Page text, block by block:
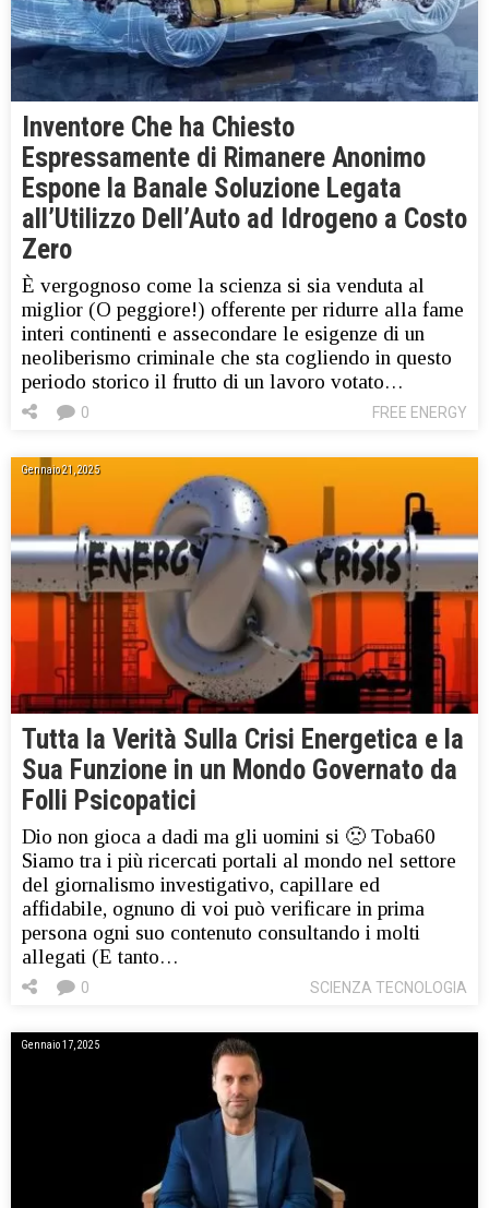
Inventore Che ha Chiesto
Espressamente di Rimanere Anonimo
Espone la Banale Soluzione Legata
all’Utilizzo Dell’Auto ad Idrogeno a Costo
Zero
È vergognoso come la scienza si sia venduta al
miglior (O peggiore!) offerente per ridurre alla fame
interi continenti e assecondare le esigenze di un
neoliberismo criminale che sta cogliendo in questo
periodo storico il frutto di un lavoro votato…
FREE ENERGY
0
Gennaio 21, 2025
Tutta la Verità Sulla Crisi Energetica e la
Sua Funzione in un Mondo Governato da
Folli Psicopatici
Dio non gioca a dadi ma gli uomini si 🙁 Toba60
Siamo tra i più ricercati portali al mondo nel settore
del giornalismo investigativo, capillare ed
affidabile, ognuno di voi può verificare in prima
persona ogni suo contenuto consultando i molti
allegati (E tanto…
SCIENZA TECNOLOGIA
0
Gennaio 17, 2025